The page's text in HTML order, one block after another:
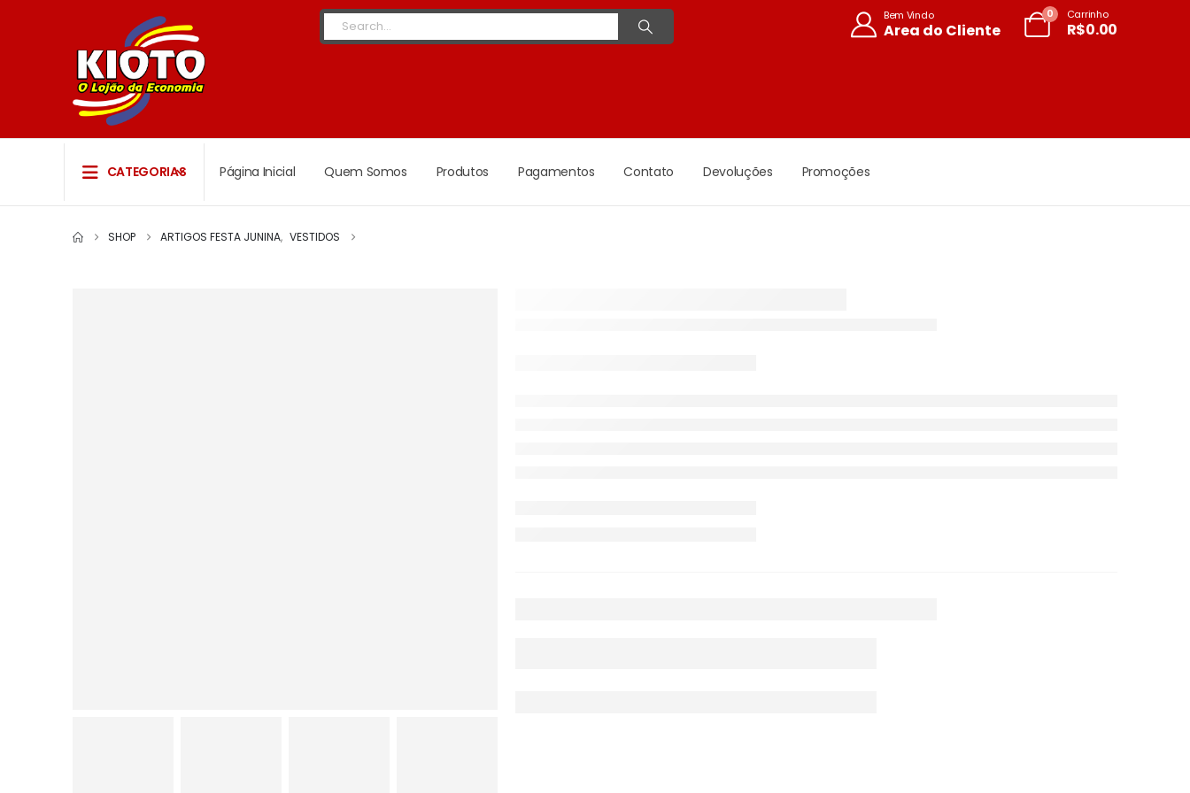
Bem Vindo
Area do Cliente
0 Carrinho
R$0.00
CATEGORIAS Página Inicial Quem Somos Produtos Pagamentos Contato Devoluções Promoções
SHOP ARTIGOS FESTA JUNINA, VESTIDOS